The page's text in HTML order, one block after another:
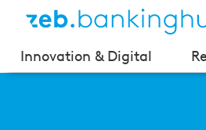
Innovation & Digital